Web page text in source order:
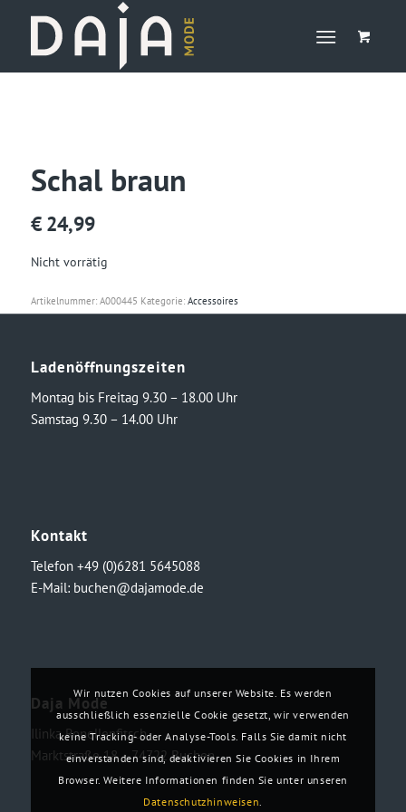
Schal braun
€ 24,99
Nicht vorrätig
Artikelnummer: A000445 Kategorie: Accessoires
Ladenöffnungszeiten
Montag bis Freitag 9.30 – 18.00 Uhr
Samstag 9.30 – 14.00 Uhr
Kontakt
Telefon +49 (0)6281 5645088
E-Mail: buchen@dajamode.de
Daja Mode
Ilinka Ronellenfitsch
Marktstraße 18・74722 Buchen
Wir nutzen Cookies auf unserer Website. Es werden
ausschließlich essenzielle Cookie gesetzt, wir verwenden
keine Tracking- oder Analyse-Tools. Falls Sie damit nicht
einverstanden sind, deaktivieren Sie Cookies in Ihrem
Browser. Weitere Informationen finden Sie unter unseren
Datenschutzhinweisen.